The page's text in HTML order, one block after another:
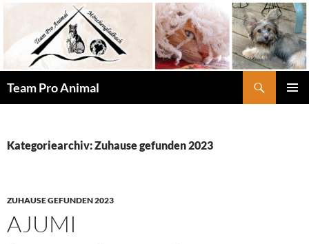
springen
Team Pro Animal
Kategoriearchiv: Zuhause gefunden 2023
ZUHAUSE GEFUNDEN 2023
AJUMI